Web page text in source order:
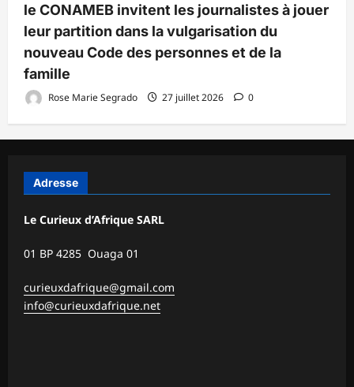
le CONAMEB invitent les journalistes à jouer
leur partition dans la vulgarisation du
nouveau Code des personnes et de la
famille
Rose Marie Segrado 27 juillet 2026 0
Adresse
Le Curieux d’Afrique SARL
01 BP 4285 Ouaga 01
curieuxdafrique@gmail.com
info@curieuxdafrique.net